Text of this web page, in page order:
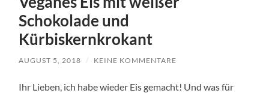
Schokolade und
Kürbiskernkrokant
AUGUST 5, 2018 / KEINE KOMMENTARE
Ihr Lieben, ich habe wieder Eis gemacht! Und was für